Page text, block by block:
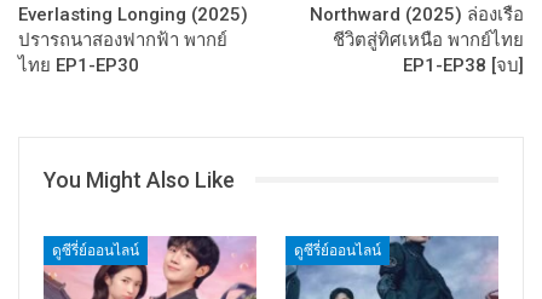
Everlasting Longing (2025)
ปรารถนาสองฟากฟ้า พากย์
ไทย EP1-EP30
Northward (2025) ล่องเรือ
ชีวิตสู่ทิศเหนือ พากย์ไทย
EP1-EP38 [จบ]
You Might Also Like
ดูซีรี่ย์ออนไลน์ ดูซีรี่ย์ออนไลน์